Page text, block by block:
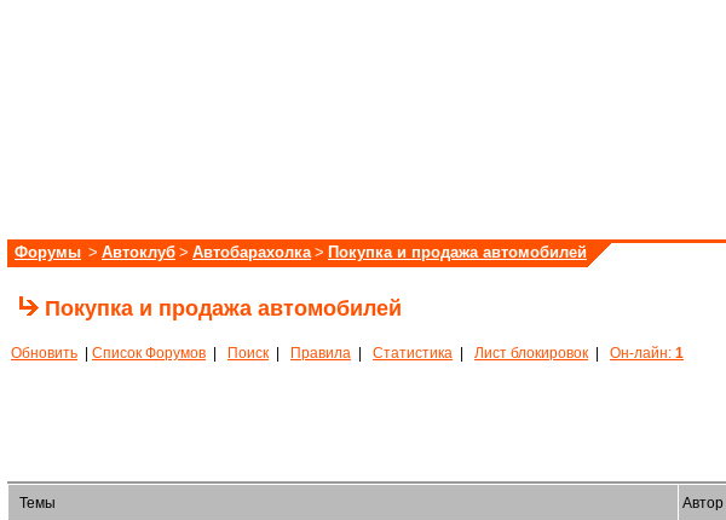
Форумы > Автоклуб > Автобарахолка > Покупка и продажа автомобилей
Покупка и продажа автомобилей
Обновить Список Форумов Поиск Правила Статистика Лист блокировок Он-лайн: 1
Темы Автор